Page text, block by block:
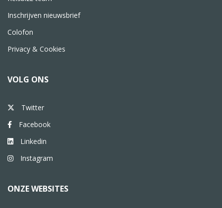
Inschrijven nieuwsbrief
Colofon
Privacy & Cookies
VOLG ONS
Twitter
Facebook
Linkedin
Instagram
ONZE WEBSITES